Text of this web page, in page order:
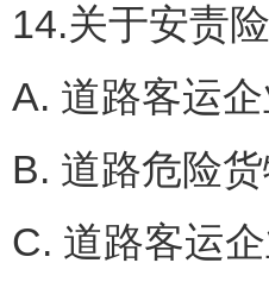
14.关于安责
A. 道路客运
B. 道路危险
C. 道路客运